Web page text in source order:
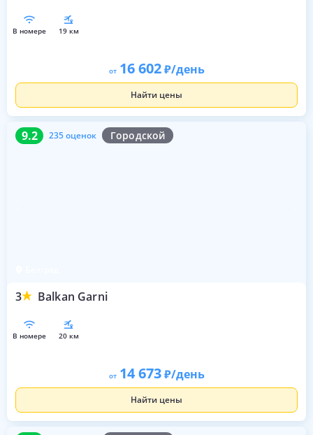
в номере 19 км
от 16 602 /день
Найти цены
9.2 235 оценок Городской
3 Balkan Garni
9.2 235 оценок
в номере 20 км
от 14 673 /день
Найти цены
223 оценки